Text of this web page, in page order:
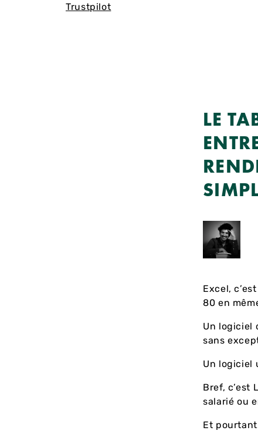
Trustpilot
LE
Excel,
80 en
Un logiciel
sans
Un logiciel
Bref, c’est
salarié ou
Et